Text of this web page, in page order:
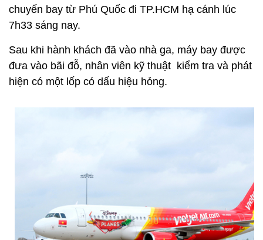
chuyến bay từ Phú Quốc đi TP.HCM hạ cánh lúc
7h33 sáng nay.
Sau khi hành khách đã vào nhà ga, máy bay được
đưa vào bãi đỗ, nhân viên kỹ thuật kiểm tra và phát
hiện có một lốp có dấu hiệu hỏng.